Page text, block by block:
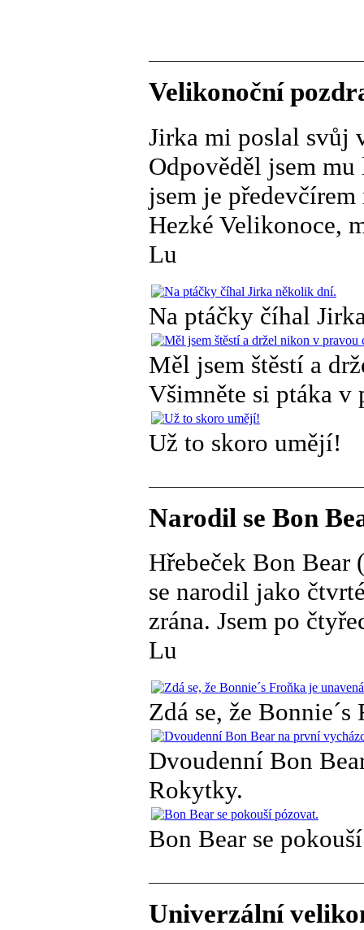
Velikonoční
Jirka mi poslal svůj
Odpověděl jsem
jsem je
Hezké Velikonoce,
Lu
Na ptáčky číhal
Měl jsem štěstí a
Všimněte si ptáka
Už to skoro umějí!
Narodil se Bon
Hřebeček Bon Bear
se narodil jako
zrána. Jsem po
Lu
Zdá se, že
Dvoudenní Bon
Rokytky.
Bon Bear se
Univerzální